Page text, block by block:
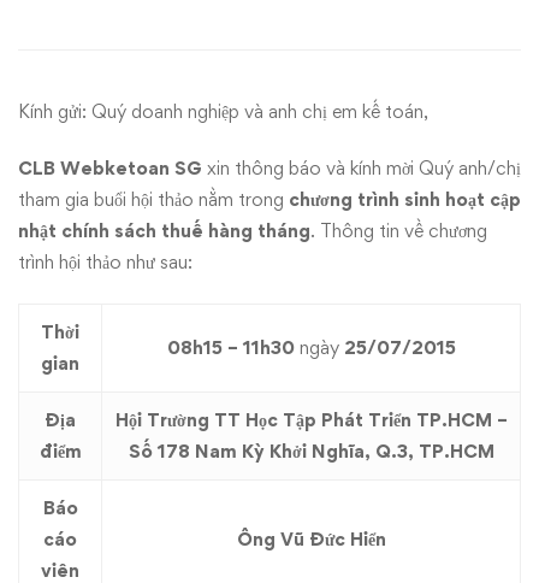
chính
sách
thuế
45
25/07/2015
Kính gửi: Quý doanh nghiệp và anh chị em kế toán,
CLB Webketoan SG xin thông báo và kính mời Quý anh/chị
tham gia buổi hội thảo nằm trong chương trình sinh hoạt cập
nhật chính sách thuế hàng tháng. Thông tin về chương
trình hội thảo như sau:
Thời
gian
08h15 – 11h30 ngày25/07/2015
Địa
điểm
Hội Trường TT Học Tập Phát Triển TP.HCM –
Số 178 Nam Kỳ Khởi Nghĩa, Q.3, TP.HCM
Báo
cáo
viên
Ông Vũ Đức Hiển